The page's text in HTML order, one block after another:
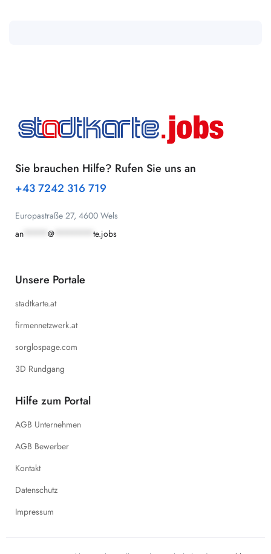
Sie brauchen Hilfe? Rufen Sie uns an
+43 7242 316 719
Europastraße 27, 4600 Wels
an
@ te.jobs
Unsere Portale
stadtkarte.at
firmennetzwerk.at
sorglospage.com
3D Rundgang
Hilfe zum Portal
AGB Unternehmen
AGB Bewerber
Kontakt
Datenschutz
Impressum